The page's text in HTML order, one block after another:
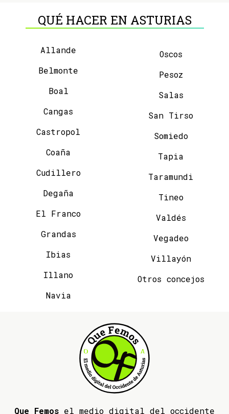
QUÉ HACER EN ASTURIAS
Allande
Belmonte
Boal
Cangas
Castropol
Coaña
Cudillero
Degaña
El Franco
Grandas
Ibias
Illano
Navia
Oscos
Pesoz
Salas
San Tirso
Somiedo
Tapia
Taramundi
Tineo
Valdés
Vegadeo
Villayón
Otros concejos
Que Femos el medio digital del occidente